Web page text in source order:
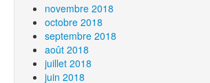
novembre 2018
octobre 2018
septembre 2018
août 2018
juillet 2018
juin 2018